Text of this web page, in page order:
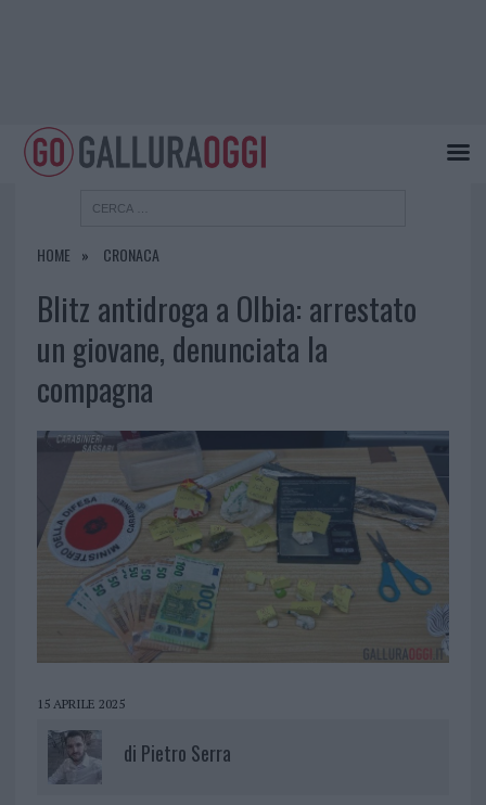
HOME CRONACA
Blitz antidroga a Olbia: arrestato
un giovane, denunciata la
compagna
15 APRILE 2025
di Pietro Serra